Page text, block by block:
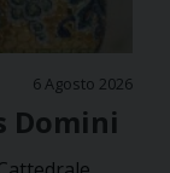
6 Agosto 2026
Domini